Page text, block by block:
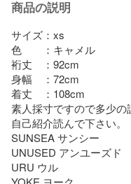
商品の説明
サイズ：xs
色　　：キャメル
裄丈　：92cm
身幅　：72cm
着丈　：108cm
素人採寸ですので多少の
自己紹介読んで下さい。
SUNSEA サンシー
UNUSED アンユーズド
URU ウル